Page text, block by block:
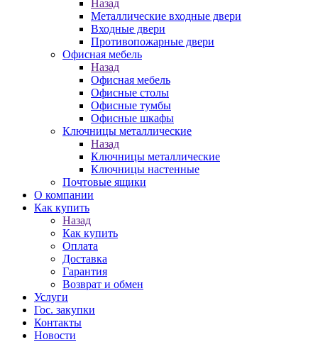
Назад
Металлические входные двери
Входные двери
Противопожарные двери
Офисная мебель
Назад
Офисная мебель
Офисные столы
Офисные тумбы
Офисные шкафы
Ключницы металлические
Назад
Ключницы металлические
Ключницы настенные
Почтовые ящики
О компании
Как купить
Назад
Как купить
Оплата
Доставка
Гарантия
Возврат и обмен
Услуги
Гос. закупки
Контакты
Новости